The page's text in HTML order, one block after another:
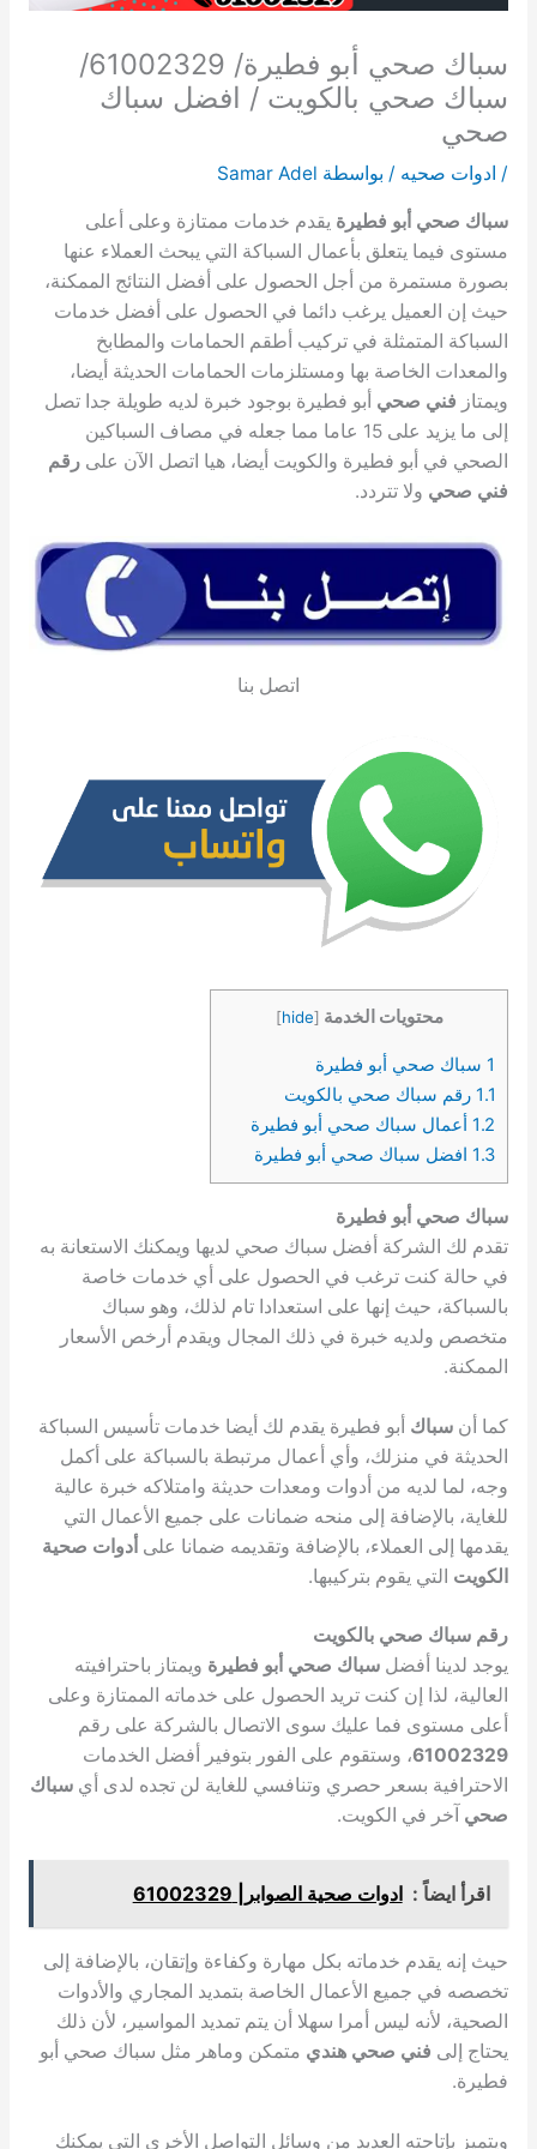
سباك صحي أبو فطيرة/ 61002329/
سباك صحي بالكويت / افضل سباك
صحي
/ ادوات صحيه / بواسطة Samar Adel
سباك صحي أبو فطيرة يقدم خدمات ممتازة وعلى أعلى
مستوى فيما يتعلق بأعمال السباكة التي يبحث العملاء عنها
بصورة مستمرة من أجل الحصول على أفضل النتائج الممكنة،
حيث إن العميل يرغب دائما في الحصول على أفضل خدمات
السباكة المتمثلة في تركيب أطقم الحمامات والمطابخ
والمعدات الخاصة بها ومستلزمات الحمامات الحديثة أيضا،
ويمتاز فني صحي أبو فطيرة بوجود خبرة لديه طويلة جدا تصل
إلى ما يزيد على 15 عاما مما جعله في مصاف السباكين
الصحي في أبو فطيرة والكويت أيضا، هيا اتصل الآن على رقم
فني صحي ولا تتردد.
اتصل بنا
محتويات الخدمة [
hide
]
1سباك صحي أبو فطيرة
1.1رقم سباك صحي بالكويت
1.2أعمال سباك صحي أبو فطيرة
1.3افضل سباك صحي أبو فطيرة
سباك صحي أبو فطيرة
تقدم لك الشركة أفضل سباك صحي لديها ويمكنك الاستعانة به
في حالة كنت ترغب في الحصول على أي خدمات خاصة
بالسباكة، حيث إنها على استعدادا تام لذلك، وهو سباك
متخصص ولديه خبرة في ذلك المجال ويقدم أرخص الأسعار
الممكنة.
كما أن سباك أبو فطيرة يقدم لك أيضا خدمات تأسيس السباكة
الحديثة في منزلك، وأي أعمال مرتبطة بالسباكة على أكمل
وجه، لما لديه من أدوات ومعدات حديثة وامتلاكه خبرة عالية
للغاية، بالإضافة إلى منحه ضمانات على جميع الأعمال التي
يقدمها إلى العملاء، بالإضافة وتقديمه ضمانا على أدوات صحية
الكويت التي يقوم بتركيبها.
رقم سباك صحي بالكويت
يوجد لدينا أفضل سباك صحي أبو فطيرة ويمتاز باحترافيته
العالية، لذا إن كنت تريد الحصول على خدماته الممتازة وعلى
أعلى مستوى فما عليك سوى الاتصال بالشركة على رقم
61002329، وستقوم على الفور بتوفير أفضل الخدمات
الاحترافية بسعر حصري وتنافسي للغاية لن تجده لدى أي سباك
صحي آخر في الكويت.
اقرأ ايضاً : ادوات صحية الصوابر| 61002329
حيث إنه يقدم خدماته بكل مهارة وكفاءة وإتقان، بالإضافة إلى
تخصصه في جميع الأعمال الخاصة بتمديد المجاري والأدوات
الصحية، لأنه ليس أمرا سهلا أن يتم تمديد المواسير، لأن ذلك
يحتاج إلى فني صحي هندي متمكن وماهر مثل سباك صحي أبو
فطيرة.
ويتميز بإتاحته العديد من وسائل التواصل الأخرى التي يمكنك